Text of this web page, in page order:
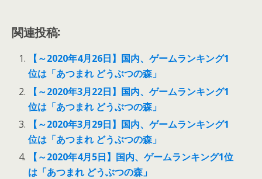
関連投稿:
【～2020年4月26日】国内、ゲームランキング1
位は「あつまれ どうぶつの森」
【～2020年3月22日】国内、ゲームランキング1
位は「あつまれ どうぶつの森」
【～2020年3月29日】国内、ゲームランキング1
位は「あつまれ どうぶつの森」
【～2020年4月5日】国内、ゲームランキング1位
は「あつまれ どうぶつの森」